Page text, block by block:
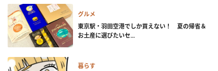
グルメ
東京駅・羽田空港でしか買えない！ 夏の帰省＆
お土産に選びたいセ...
暮らす